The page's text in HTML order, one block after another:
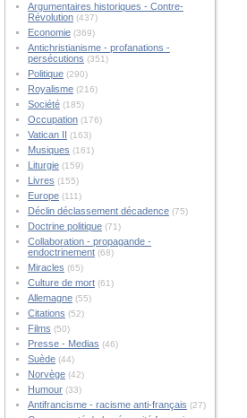
Argumentaires historiques - Contre-
Révolution(437)
Economie(369)
Antichristianisme - profanations -
persécutions (351)
Politique(290)
Royalisme(216)
Société(185)
Occupation(176)
Vatican II (163)
Musiques (161)
Liturgie(159)
Livres (155)
Europe(111)
Déclin déclassement décadence(75)
Doctrine politique(71)
Collaboration - propagande -
endoctrinement(68)
Miracles (65)
Culture de mort(61)
Allemagne(55)
Citations (52)
Films (50)
Presse - Medias (46)
Suède(44)
Norvège(42)
Humour(33)
Antifrancisme - racisme anti-français (27)